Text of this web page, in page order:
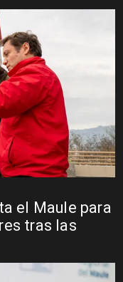
el Maule para
tras las